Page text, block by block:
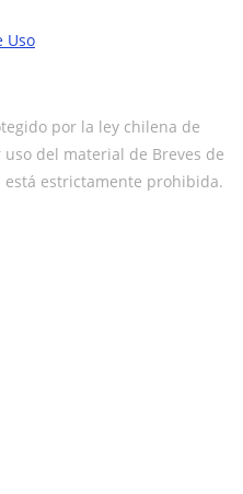
Uso
por la ley chilena de
del material de Breves de
está estrictamente prohibida.